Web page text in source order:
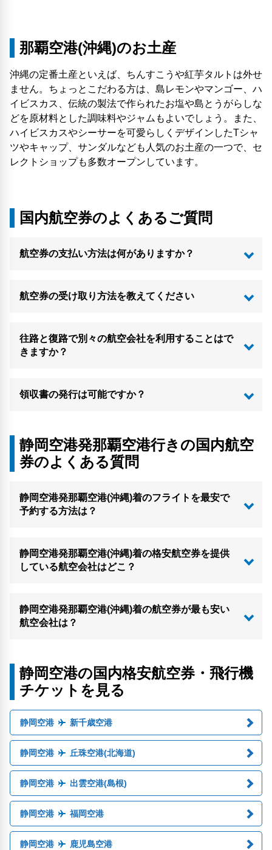
那覇空港(沖縄)のお土産
沖縄の定番土産といえば、ちんすこうや紅芋タルトは外せ
ません。ちょっとこだわる方は、島レモンやマンゴー、ハ
イビスカス、伝統の製法で作られたお塩や島とうがらしな
どを原材料とした調味料やジャムもよいでしょう。また、
ハイビスカスやシーサーを可愛らしくデザインしたTシャ
ツやキャップ、サンダルなども人気のお土産の一つで、セ
レクトショップも多数オープンしています。
国内航空券のよくあるご質問
航空券の支払い方法は何がありますか？
航空券の受け取り方法を教えてください
往路と復路で別々の航空会社を利用することはで
きますか？
領収書の発行は可能ですか？
静岡空港発那覇空港行きの国内航空
券のよくある質問
静岡空港発那覇空港(沖縄)着のフライトを最安で
予約する方法は？
静岡空港発那覇空港(沖縄)着の格安航空券を提供
している航空会社はどこ？
静岡空港発那覇空港(沖縄)着の航空券が最も安い
航空会社は？
静岡空港の国内格安航空券・飛行機
チケットを見る
静岡空港 新千歳空港
静岡空港 丘珠空港(北海道)
静岡空港 出雲空港(島根)
静岡空港 福岡空港
静岡空港 鹿児島空港